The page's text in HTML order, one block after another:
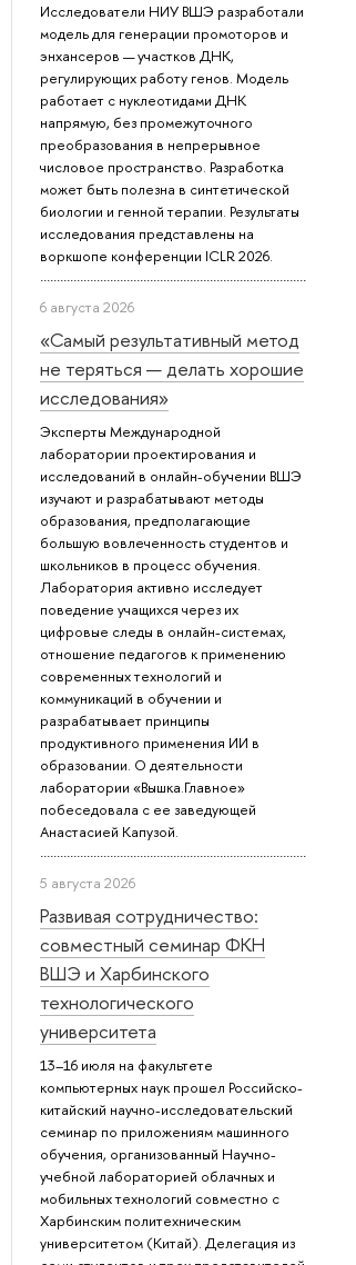
Исследователи НИУ ВШЭ разработали
модель для генерации промоторов и
энхансеров — участков ДНК,
регулирующих работу генов. Модель
работает с нуклеотидами ДНК
напрямую, без промежуточного
преобразования в непрерывное
числовое пространство. Разработка
может быть полезна в синтетической
биологии и генной терапии. Результаты
исследования представлены на
воркшопе конференции ICLR 2026.
6 августа 2026
«Самый результативный метод
не теряться — делать хорошие
исследования»
Эксперты Международной
лаборатории проектирования и
исследований в онлайн-обучении ВШЭ
изучают и разрабатывают методы
образования, предполагающие
большую вовлеченность студентов и
школьников в процесс обучения.
Лаборатория активно исследует
поведение учащихся через их
цифровые следы в онлайн-системах,
отношение педагогов к применению
современных технологий и
коммуникаций в обучении и
разрабатывает принципы
продуктивного применения ИИ в
образовании. О деятельности
лаборатории «Вышка.Главное»
побеседовала с ее заведующей
Анастасией Капузой.
5 августа 2026
Развивая сотрудничество:
совместный семинар ФКН
ВШЭ и Харбинского
технологического
университета
13–16 июля на факультете
компьютерных наук прошел Российско-
китайский научно-исследовательский
семинар по приложениям машинного
обучения, организованный Научно-
учебной лабораторией облачных и
мобильных технологий совместно с
Харбинским политехническим
университетом (Китай). Делегация из